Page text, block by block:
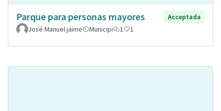
Parque para personas mayores
Acceptada
José Manuel jaime
Municipi 1 1